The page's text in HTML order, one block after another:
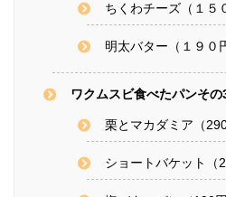
ちくわチーズ（１５
明太バター（１９０
ワクムスビ食べたパンその
栗とマカダミア（
ショートバケット（